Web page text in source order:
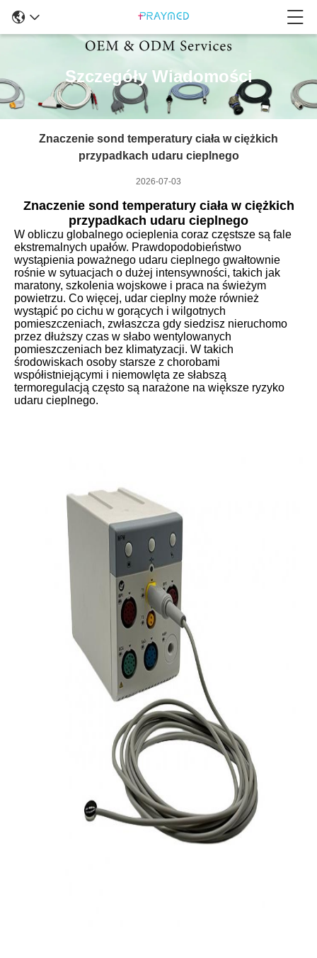
Szczegóły Wiadomości
Znaczenie sond temperatury ciała w ciężkich
przypadkach udaru cieplnego
2026-07-03
Znaczenie sond temperatury ciała w ciężkich
przypadkach udaru cieplnego
W obliczu globalnego ocieplenia coraz częstsze są fale
ekstremalnych upałów. Prawdopodobieństwo
wystąpienia poważnego udaru cieplnego gwałtownie
rośnie w sytuacjach o dużej intensywności, takich jak
maratony, szkolenia wojskowe i praca na świeżym
powietrzu. Co więcej, udar cieplny może również
wystąpić po cichu w gorących i wilgotnych
pomieszczeniach, zwłaszcza gdy siedzisz nieruchomo
przez dłuższy czas w słabo wentylowanych
pomieszczeniach bez klimatyzacji. W takich
środowiskach osoby starsze z chorobami
współistniejącymi i niemowlęta ze słabszą
termoregulacją często są narażone na większe ryzyko
udaru cieplnego.